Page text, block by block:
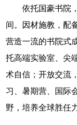
依托国豪书院
间。因材施教，配
营造一流的书院式
托高端实验室、尖
术自信；开放交流
习、暑期营、国际
野，培养全球胜任力